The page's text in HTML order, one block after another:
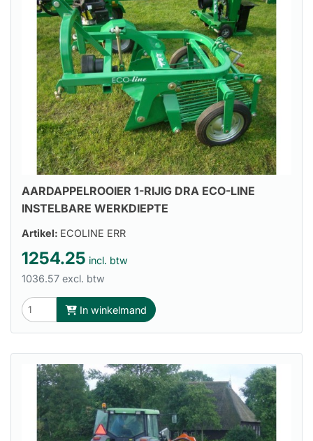
AARDAPPELROOIER 1-RIJIG DRA ECO-LINE
INSTELBARE WERKDIEPTE
Artikel: ECOLINE ERR
1254.25 incl. btw
1036.57 excl. btw
In winkelmand